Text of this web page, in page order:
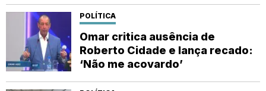
POLÍTICA
Omar critica ausência de
Roberto Cidade e lança recado:
‘Não me acovardo’